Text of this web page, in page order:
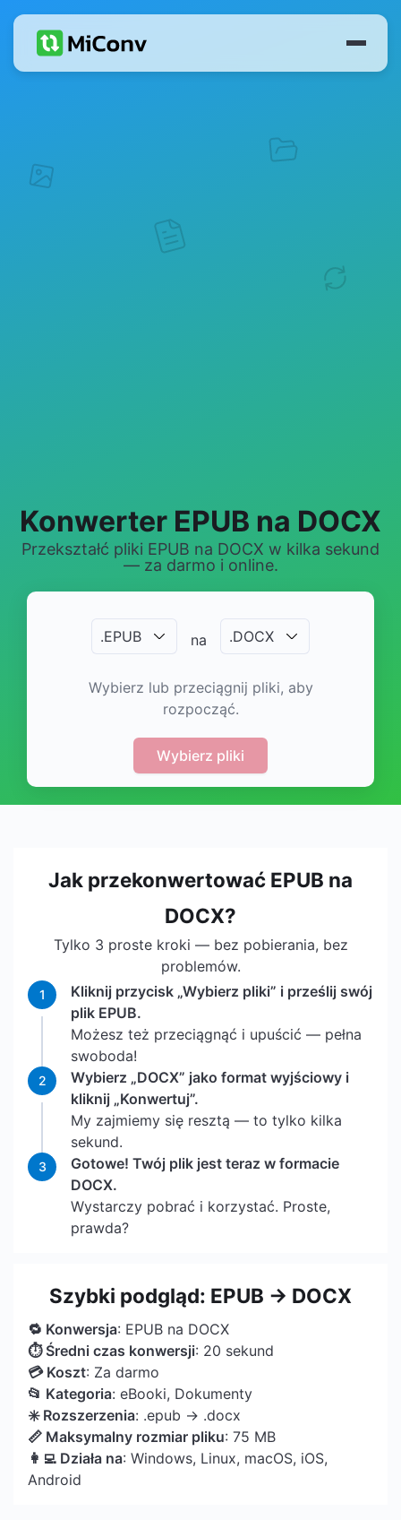
Konwerter EPUB na DOCX
Przekształć pliki EPUB na DOCX w kilka sekund
— za darmo i online.
.EPUB na .DOCX
Wybierz lub przeciągnij pliki, aby
rozpocząć.
Wybierz pliki
Jak przekonwertować EPUB na
DOCX?
Tylko 3 proste kroki — bez pobierania, bez
problemów.
1
Kliknij przycisk „Wybierz pliki” i prześlij swój
plik EPUB.
Możesz też przeciągnąć i upuścić — pełna
swoboda!
2
Wybierz „DOCX” jako format wyjściowy i
kliknij „Konwertuj”.
My zajmiemy się resztą — to tylko kilka
sekund.
3
Gotowe! Twój plik jest teraz w formacie
DOCX.
Wystarczy pobrać i korzystać. Proste,
prawda?
Szybki podgląd: EPUB → DOCX
🔁 Konwersja: EPUB na DOCX
⏱ Średni czas konwersji: 20 sekund
💳 Koszt: Za darmo
📂 Kategoria: eBooki, Dokumenty
✳️ Rozszerzenia: .epub → .docx
📏 Maksymalny rozmiar pliku: 75 MB
👩‍💻 Działa na: Windows, Linux, macOS, iOS,
Android